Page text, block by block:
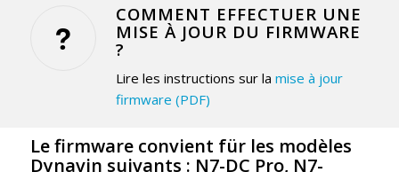
COMMENT EFFECTUER UNE
MISE À JOUR DU FIRMWARE
?
Lire les instructions sur la mise à jour
firmware (PDF)
Le firmware convient für les modèles
Dynavin suivants : N7-DC Pro, N7-